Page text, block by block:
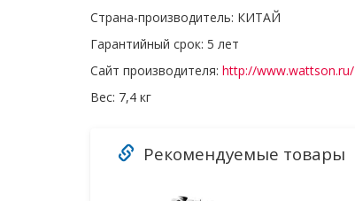
Страна-производитель: КИТАЙ
Гарантийный срок: 5 лет
Сайт производителя: http://www.wattson.ru/
Вес: 7,4 кг
Рекомендуемые товары